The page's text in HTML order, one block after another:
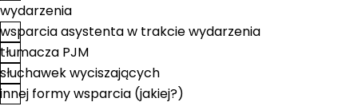
wydarzenia
wsparcia asystenta w trakcie wydarzenia
tłumacza PJM
słuchawek wyciszających
innej formy wsparcia (jakiej?)